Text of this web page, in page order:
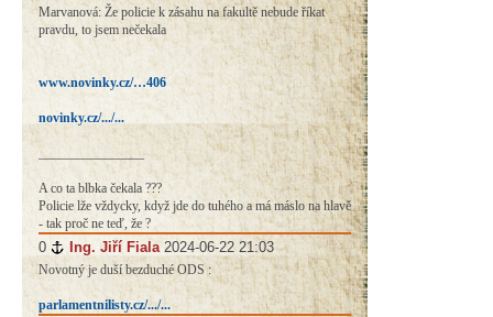
Marvanová: Že policie k zásahu na fakultě nebude říkat
pravdu, to jsem nečekala
www.novinky.cz/…406
novinky.cz/.../...
________________
A co ta blbka čekala ???
Policie lže vždycky, když jde do tuhého a má máslo na hlavě
- tak proč ne teď, že ?
0 # Ing. Jiří Fiala 2024-06-22 21:03
Novotný je duší bezduché ODS :
parlamentnilisty.cz/.../...